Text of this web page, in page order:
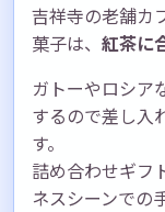
吉祥寺の老舗カ
菓子は、 紅茶に
ガトーやロシア
するので差し入
す。
詰め合わせギフ
ネスシーンでの